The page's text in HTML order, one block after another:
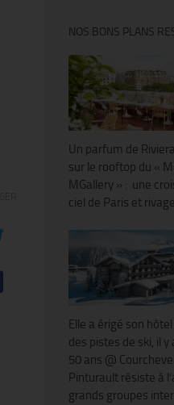
NOS BONS PLANS
Un parfum de
sur le rooftop du «
MGallery » : une
ciel de Paris et
Elle a érigé son
des pistes de ski, il y
50 ans @
Pinturault résiste à
grands groupes